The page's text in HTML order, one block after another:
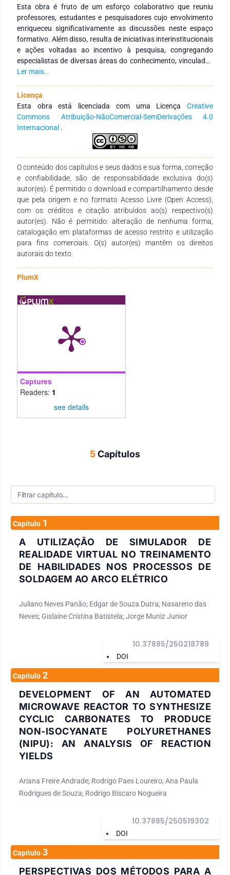
Esta obra é fruto de um esforço colaborativo que reuniu
professores, estudantes e pesquisadores cujo envolvimento
enriqueceu significativamente as discussões neste espaço
formativo. Além disso, resulta de iniciativas interinstitucionais
e ações voltadas ao incentivo à pesquisa, congregando
especialistas de diversas áreas do conhecimento, vinculados
a Instituições de Educação Superior, públicas e privadas, em
fortalecer a integração entre instituições, tanto no Brasil
quanto no exterior, por meio de redes de pesquisa
comprometidas com a formação continuada de profissionais
da educação. Para isso, busca-se a produção e a ampla
disseminação do conhecimento em distintas áreas do saber.
Expressamos nossa profunda gratidão aos autores pelo
empenho, comprometimento e dedicação na concepção e
finalização desta obra. Esperamos que ela se consolide como
um recurso didático-pedagógico valioso, atendendo às
necessidades de estudantes, docentes de todos os níveis de
ensino e demais interessados na temática.
Ler mais...
Licença
Esta obra está licenciada com uma Licença Creative
Commons Atribuição-NãoComercial-SemDerivações 4.0
Internacional .
O conteúdo dos capítulos e seus dados e sua forma, correção
e confiabilidade, são de responsabilidade exclusiva do(s)
autor(es). É permitido o download e compartilhamento desde
que pela origem e no formato Acesso Livre (Open Access),
com os créditos e citação atribuídos ao(s) respectivo(s)
autor(es). Não é permitido: alteração de nenhuma forma,
catalogação em plataformas de acesso restrito e utilização
para fins comerciais. O(s) autor(es) mantêm os direitos
autorais do texto.
PlumX
Captures
Readers: 1
see details
5Capítulos
Capítulo 1
A UTILIZAÇÃO DE SIMULADOR DE
REALIDADE VIRTUAL NO TREINAMENTO
DE HABILIDADES NOS PROCESSOS DE
SOLDAGEM AO ARCO ELÉTRICO
Juliano Neves Panão; Edgar de Souza Dutra; Nasareno das
Neves; Gislaine Cristina Batistela; Jorge Muniz Junior
DOI
10.37885/250218789
Capítulo 2
DEVELOPMENT OF AN AUTOMATED
MICROWAVE REACTOR TO SYNTHESIZE
CYCLIC CARBONATES TO PRODUCE
NON-ISOCYANATE POLYURETHANES
(NIPU): AN ANALYSIS OF REACTION
YIELDS
Ariana Freire Andrade; Rodrigo Paes Loureiro; Ana Paula
Rodrigues de Souza; Rodrigo Bíscaro Nogueira
DOI
10.37885/250519302
Capítulo 3
PERSPECTIVAS DOS MÉTODOS PARA A